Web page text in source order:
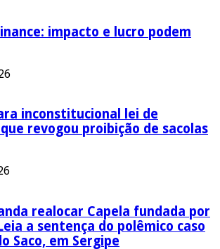
impacto e lucro podem
inconstitucional lei de
revogou proibição de sacolas
realocar Capela fundada por
a sentença do polêmico caso
Saco, em Sergipe